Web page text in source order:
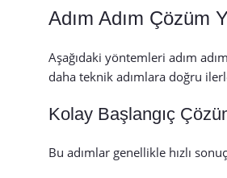
Adım Adım Çözüm
Aşağıdaki yöntemleri adım
daha teknik adımlara doğru
Kolay Başlangıç
Bu adımlar genellikle hızlı